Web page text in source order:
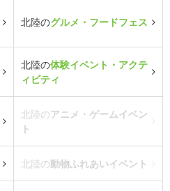
北陸のグルメ・フードフェス
北陸の体験イベント・アクテ
ィビティ
北陸のアニメ・ゲームイベン
ト
北陸の動物ふれあいイベント